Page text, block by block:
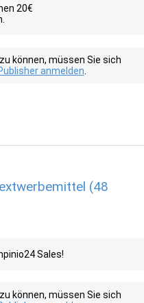
20€
können, müssen Sie sich
anmelden
(48
Sales!
können, müssen Sie sich